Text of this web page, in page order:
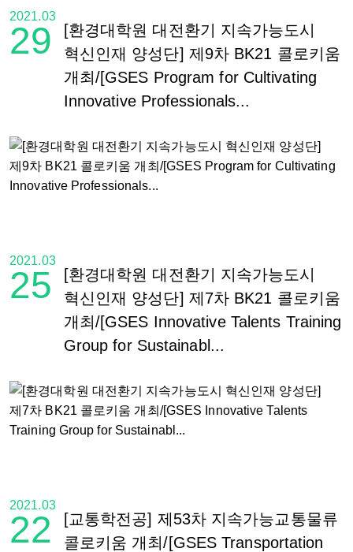
2021.03
29
[환경대학원 대전환기 지속가능도시
혁신인재 양성단] 제9차 BK21 콜로키움
개최/[GSES Program for Cultivating
Innovative Professionals...
2021.03
25
[환경대학원 대전환기 지속가능도시
혁신인재 양성단] 제7차 BK21 콜로키움
개최/[GSES Innovative Talents Training
Group for Sustainabl...
2021.03
22
[교통학전공] 제53차 지속가능교통물류
콜로키움 개최/[GSES Transportation